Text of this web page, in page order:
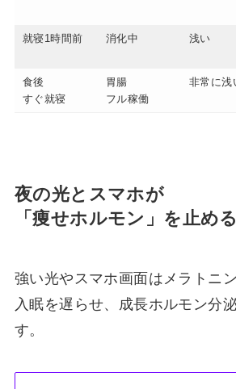
就寝1時間前 消化中 浅い
食後
すぐ就寝
胃腸
フル稼働
非常に浅
夜の光とスマホが
「痩せホルモン」を止める
強い光やスマホ画面はメラトニ
入眠を遅らせ、成長ホルモン分
す。